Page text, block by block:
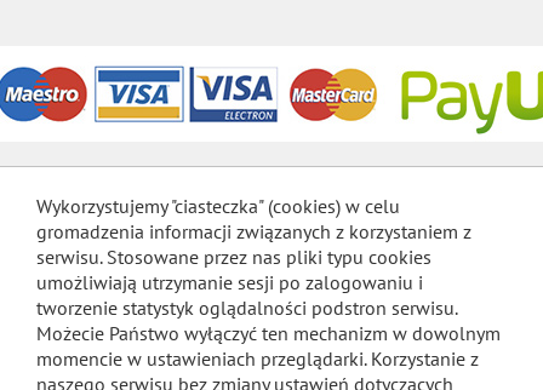
Wykorzystujemy "ciasteczka" (cookies) w celu
gromadzenia informacji związanych z korzystaniem z
serwisu. Stosowane przez nas pliki typu cookies
umożliwiają utrzymanie sesji po zalogowaniu i
tworzenie statystyk oglądalności podstron serwisu.
Możecie Państwo wyłączyć ten mechanizm w dowolnym
momencie w ustawieniach przeglądarki. Korzystanie z
naszego serwisu bez zmiany ustawień dotyczących